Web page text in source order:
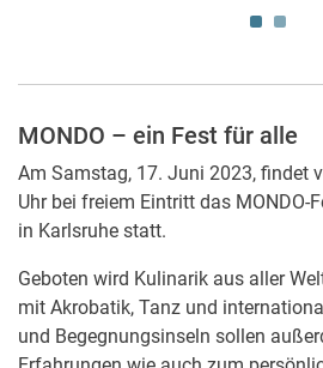
MONDO – ein Fest für alle
Am Samstag, 17. Juni 2023, findet
Uhr bei freiem Eintritt das
in Karlsruhe statt.
Geboten wird Kulinarik aus aller
mit Akrobatik, Tanz und
und Begegnungsinseln sollen